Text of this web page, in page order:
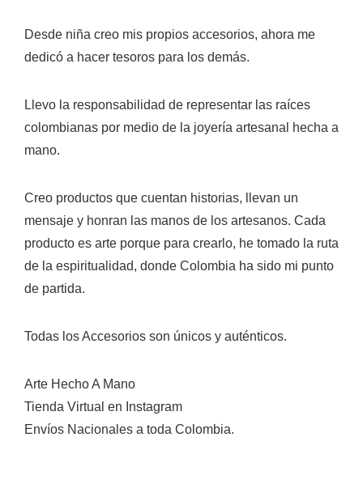
Desde niña creo mis propios accesorios, ahora me
dedicó a hacer tesoros para los demás.
Llevo la responsabilidad de representar las raíces
colombianas por medio de la joyería artesanal hecha a
mano.
Creo productos que cuentan historias, llevan un
mensaje y honran las manos de los artesanos. Cada
producto es arte porque para crearlo, he tomado la ruta
de la espiritualidad, donde Colombia ha sido mi punto
de partida.
Todas los Accesorios son únicos y auténticos.
Arte Hecho A Mano
Tienda Virtual en Instagram
Envíos Nacionales a toda Colombia.